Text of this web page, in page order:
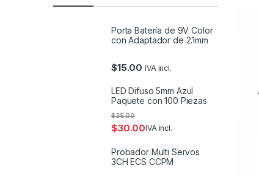
Porta Batería de 9V Color
con Adaptador de 2.1mm
$15.00 IVA incl.
LED Difuso 5mm Azul
Paquete con 100 Piezas
$30.00
$35.00
IVA incl.
Probador Multi Servos
3CH ECS CCPM